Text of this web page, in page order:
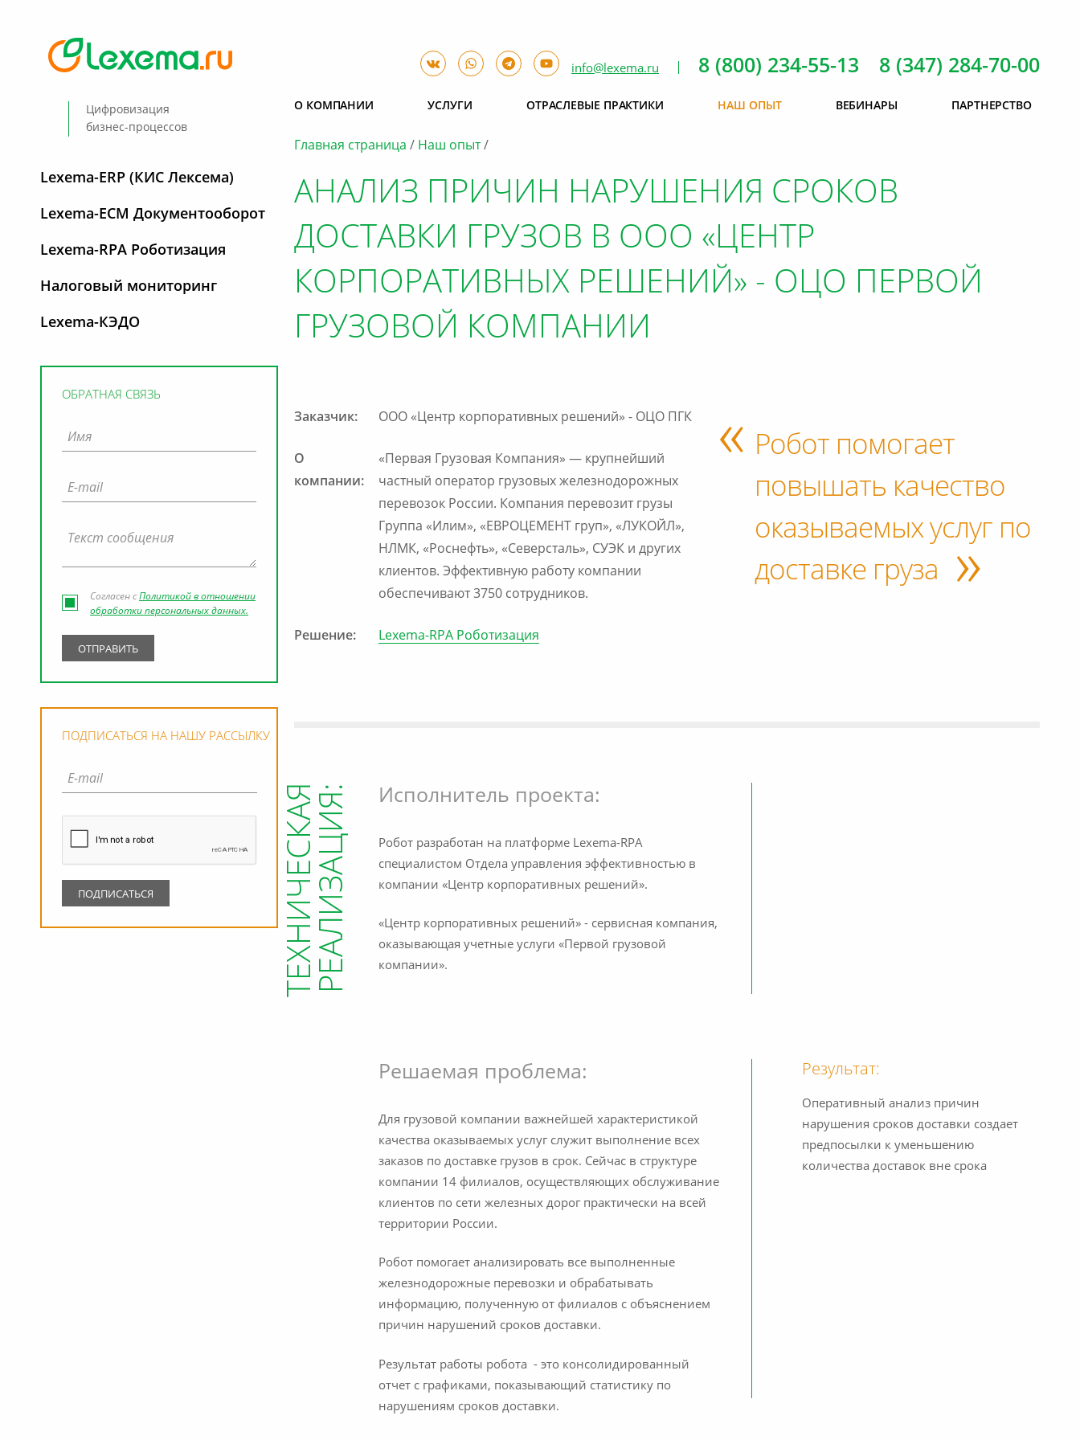
Lexema-ERP (КИС Лексема)
Lexema-ECM Документооборот
Lexema-RPA Роботизация
Налоговый мониторинг
Lexema-КЭДО
ОБРАТНАЯ СВЯЗЬ
Согласен сПолитикой в отношении
обработки персональных данных.
ПОДПИСАТЬСЯ НА НАШУ РАССЫЛКУ
Главная страница Наш опыт
АНАЛИЗ ПРИЧИН НАРУШЕНИЯ СРОКОВ
ДОСТАВКИ ГРУЗОВ В ООО «ЦЕНТР
КОРПОРАТИВНЫХ РЕШЕНИЙ» - ОЦО ПЕРВОЙ
ГРУЗОВОЙ КОМПАНИИ
Заказчик: ООО «Центр корпоративных решений» - ОЦО ПГК
О
компании:
«Первая Грузовая Компания» — крупнейший
частный оператор грузовых железнодорожных
перевозок России. Компания перевозит грузы
Группа «Илим», «ЕВРОЦЕМЕНТ груп», «ЛУКОЙЛ»,
НЛМК, «Роснефть», «Северсталь», СУЭК и других
клиентов. Эффективную работу компании
обеспечивают 3750 сотрудников.
Решение: Lexema-RPA Роботизация
Робот помогает
повышать качество
оказываемых услуг по
доставке груза
»
ТЕХНИЧЕСКАЯРЕАЛИЗАЦИЯ: Исполнитель проекта:
Робот разработан на платформе Lexema-RPA
специалистом Отдела управления эффективностью в
компании «Центр корпоративных решений».
«Центр корпоративных решений» - сервисная компания,
оказывающая учетные услуги «Первой грузовой
компании».
Решаемая проблема:
Для грузовой компании важнейшей характеристикой
качества оказываемых услуг служит выполнение всех
заказов по доставке грузов в срок. Сейчас в структуре
компании 14 филиалов, осуществляющих обслуживание
клиентов по сети железных дорог практически на всей
территории России.
Робот помогает анализировать все выполненные
железнодорожные перевозки и обрабатывать
информацию, полученную от филиалов с объяснением
причин нарушений сроков доставки.
Результат работы робота - это консолидированный
отчет с графиками, показывающий статистику по
нарушениям сроков доставки.
Результат:
Оперативный анализ причин
нарушения сроков доставки создает
предпосылки к уменьшению
количества доставок вне срока
Цифровизация
бизнес-процессов
info@lexema.ru 8 (800) 234-55-13 8 (347) 284-70-00
О КОМПАНИИ УСЛУГИ ОТРАСЛЕВЫЕ ПРАКТИКИ НАШ ОПЫТ ВЕБИНАРЫ ПАРТНЕРСТВО